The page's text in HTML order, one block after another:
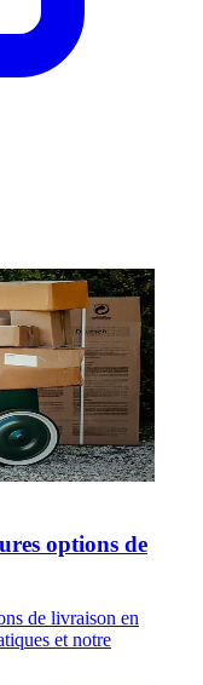
options de
de livraison en
et notre